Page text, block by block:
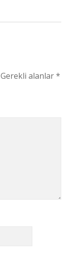
Gerekli alanlar*